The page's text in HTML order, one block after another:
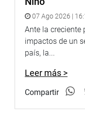
07 Ago 2026 |
Ante la creciente
impactos de un
país, la...
Leer más >
Compartir